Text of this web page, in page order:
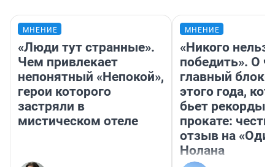
МНЕНИЕ
«Люди тут странные».
Чем привлекает
непонятный «Непокой»,
герои которого
застряли в
мистическом отеле
МНЕНИЕ
«Никого нельзя
победить». О
главный
этого года,
бьет рекорды в
прокате:
отзыв на
Нолана